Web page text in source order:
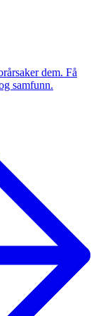
dem. Få
samfunn.